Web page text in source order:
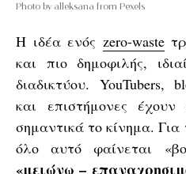
Photo by alleksana from Pexels
Η ιδέα ενός zero-waste
και πιο δημοφιλής,
διαδικτύου. YouTubers,
και επιστήμονες
σημαντικά το κίνημα.
όλο αυτό φαίνεται
«μειώνω –